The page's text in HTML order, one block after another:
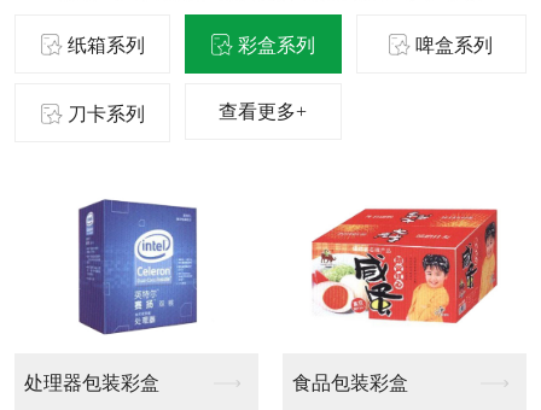
纸箱系列 彩盒系列 啤盒系列
刀卡系列 查看更多+
啤盒 啤盒